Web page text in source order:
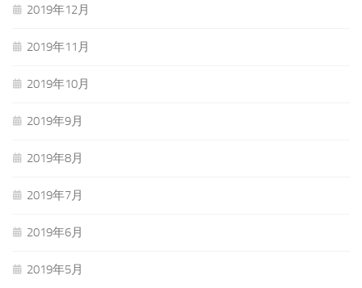
2019年12月
2019年11月
2019年10月
2019年9月
2019年8月
2019年7月
2019年6月
2019年5月